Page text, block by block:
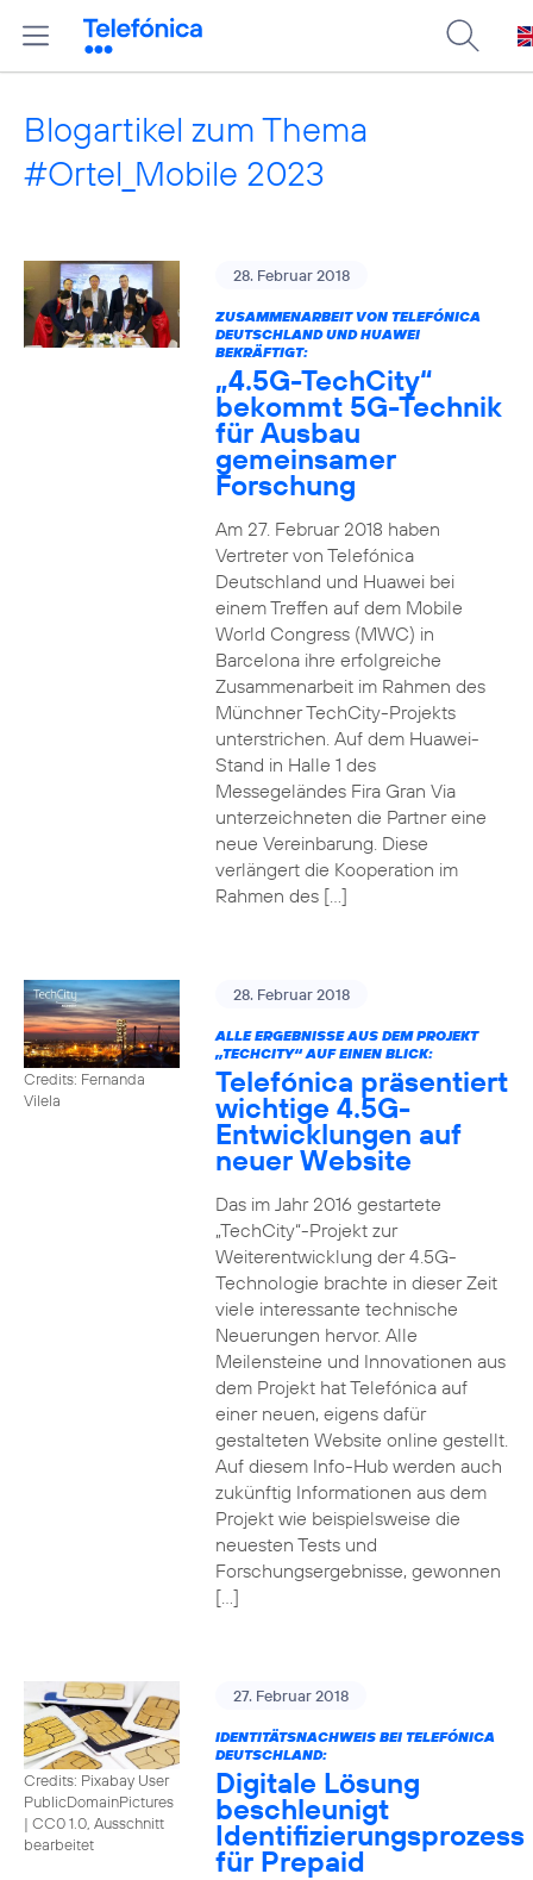
Blogartikel zum Thema
#Ortel_Mobile 2023
28. Februar 2018
ZUSAMMENARBEIT VON TELEFÓNICA
DEUTSCHLAND UND HUAWEI
BEKRÄFTIGT:
„4.5G-TechCity“
bekommt 5G-Technik
für Ausbau
gemeinsamer
Forschung
Am 27. Februar 2018 haben
Vertreter von Telefónica
Deutschland und Huawei bei
einem Treffen auf dem Mobile
World Congress (MWC) in
Barcelona ihre erfolgreiche
Zusammenarbeit im Rahmen des
Münchner TechCity-Projekts
unterstrichen. Auf dem Huawei-
Stand in Halle 1 des
Messegeländes Fira Gran Via
unterzeichneten die Partner eine
neue Vereinbarung. Diese
verlängert die Kooperation im
Rahmen des […]
Credits: Fernanda
Vilela
28. Februar 2018
ALLE ERGEBNISSE AUS DEM PROJEKT
„TECHCITY“ AUF EINEN BLICK:
Telefónica präsentiert
wichtige 4.5G-
Entwicklungen auf
neuer Website
Das im Jahr 2016 gestartete
„TechCity“-Projekt zur
Weiterentwicklung der 4.5G-
Technologie brachte in dieser Zeit
viele interessante technische
Neuerungen hervor. Alle
Meilensteine und Innovationen aus
dem Projekt hat Telefónica auf
einer neuen, eigens dafür
gestalteten Website online gestellt.
Auf diesem Info-Hub werden auch
zukünftig Informationen aus dem
Projekt wie beispielsweise die
neuesten Tests und
Forschungsergebnisse, gewonnen
[…]
Credits: Pixabay User
PublicDomainPictures
| CC0 1.0, Ausschnitt
bearbeitet
27. Februar 2018
IDENTITÄTSNACHWEIS BEI TELEFÓNICA
DEUTSCHLAND:
Digitale Lösung
beschleunigt
Identifizierungsprozess
für Prepaid